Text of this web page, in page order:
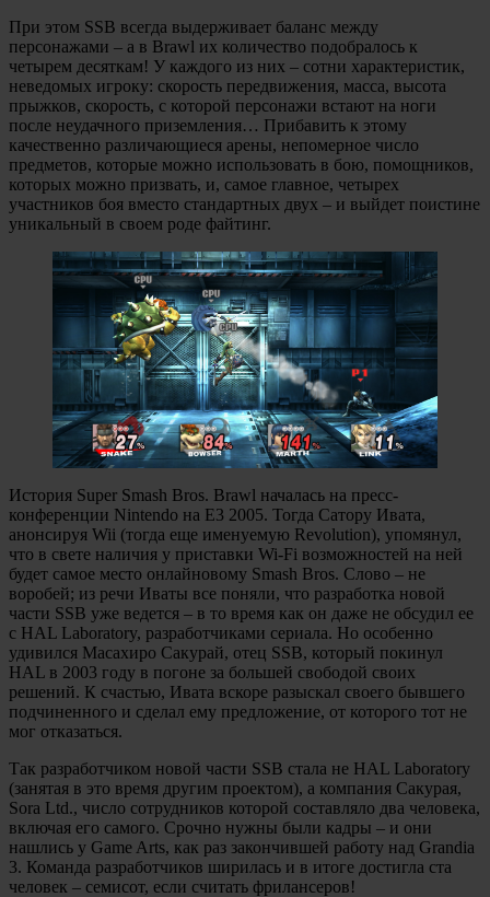
При этом SSB всегда выдерживает баланс между
персонажами – а в Brawl их количество подобралось к
четырем десяткам! У каждого из них – сотни характеристик,
неведомых игроку: скорость передвижения, масса, высота
прыжков, скорость, с которой персонажи встают на ноги
после неудачного приземления… Прибавить к этому
качественно различающиеся арены, непомерное число
предметов, которые можно использовать в бою, помощников,
которых можно призвать, и, самое главное, четырех
участников боя вместо стандартных двух – и выйдет поистине
уникальный в своем роде файтинг.
История Super Smash Bros. Brawl началась на пресс-
конференции Nintendo на Е3 2005. Тогда Сатору Ивата,
анонсируя Wii (тогда еще именуемую Revolution), упомянул,
что в свете наличия у приставки Wi-Fi возможностей на ней
будет самое место онлайновому Smash Bros. Слово – не
воробей; из речи Иваты все поняли, что разработка новой
части SSB уже ведется – в то время как он даже не обсудил ее
с HAL Laboratory, разработчиками сериала. Но особенно
удивился Масахиро Сакурай, отец SSB, который покинул
HAL в 2003 году в погоне за большей свободой своих
решений. К счастью, Ивата вскоре разыскал своего бывшего
подчиненного и сделал ему предложение, от которого тот не
мог отказаться.
Так разработчиком новой части SSB стала не HAL Laboratory
(занятая в это время другим проектом), а компания Сакурая,
Sora Ltd., число сотрудников которой составляло два человека,
включая его самого. Срочно нужны были кадры – и они
нашлись у Game Arts, как раз закончившей работу над Grandia
3. Команда разработчиков ширилась и в итоге достигла ста
человек – семисот, если считать фрилансеров!